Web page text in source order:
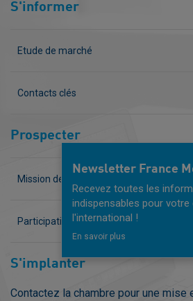
S'informer
Etude de marché
Contacts clés
Prospecter
Mission de prospection
Participation à un salon
S'implanter
Contactez la chambre pour une mise
Newsletter France
Recevez toutes les
indispensables pour
l'international !
En savoir plus